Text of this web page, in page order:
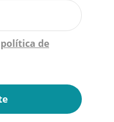
política de